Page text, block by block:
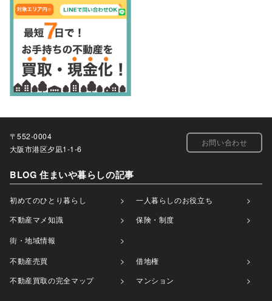
〒552-0004
大阪市港区夕凪1-1-6
お問い合わせ
BLOG 住まいや暮らしの記事
初めてのひとり暮らし
一人暮らしのお役立ち
不動産マメ知識
保険・制度
街・地域情報
不動産売買
借地権
不動産買取の完全マップ
マンション